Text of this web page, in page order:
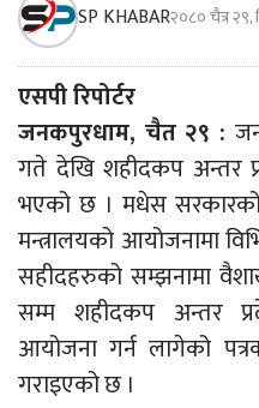
SP KHABAR२०८० चैत्र २९,
एसपी रिपोर्टर
जनकपुरधाम, चैत २९ :
गते देखि शहीदकप अन्तर
भएको छ । मधेस
मन्त्रालयको आयोजनामा
सहीदहरुको सम्झनामा
सम्म शहीदकप अन्तर
आयोजना गर्न लागेको
गराइएको छ ।